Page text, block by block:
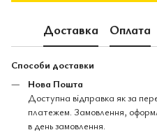
Доставка Оплата
Способи доставки
Нова Пошта
Доступна відправка як за
платежем. Замовлення,
в день замовлення.